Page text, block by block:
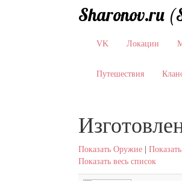
Sharonov.ru
VK Локации
Путешествия
Показать Оружие
Показать весь список